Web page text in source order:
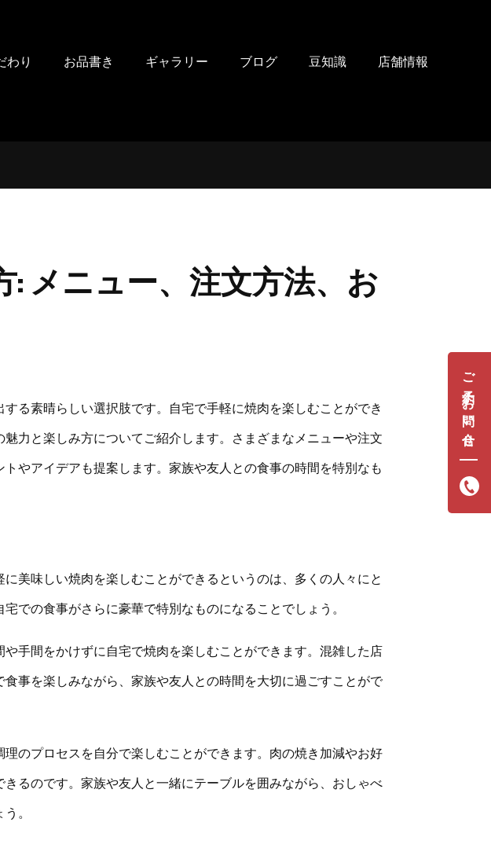
わり お品書き ギャラリー ブログ 豆知識 店舗情報
ご予約・お問い合せ
メニュー、注文方法、お
る素晴らしい選択肢です。自宅で手軽に焼肉を楽しむことができ
力と楽しみ方についてご紹介します。さまざまなメニューや注文
やアイデアも提案します。家族や友人との食事の時間を特別なも
美味しい焼肉を楽しむことができるというのは、多くの人々にと
での食事がさらに豪華で特別なものになることでしょう。
手間をかけずに自宅で焼肉を楽しむことができます。混雑した店
事を楽しみながら、家族や友人との時間を大切に過ごすことがで
のプロセスを自分で楽しむことができます。肉の焼き加減やお好
るのです。家族や友人と一緒にテーブルを囲みながら、おしゃべ
。